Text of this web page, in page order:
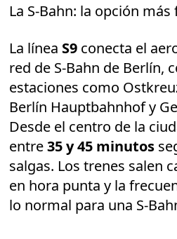
La S-Bahn: la opción
La línea S9 conecta el
red de S-Bahn de Berlín,
estaciones como
Berlín Hauptbahnhof y
Desde el centro de la
entre35 y 45 minutos
salgas. Los trenes salen
en hora punta y la
lo normal para una S-